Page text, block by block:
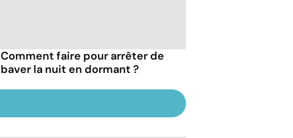
Comment faire pour arrêter de
baver la nuit en dormant ?